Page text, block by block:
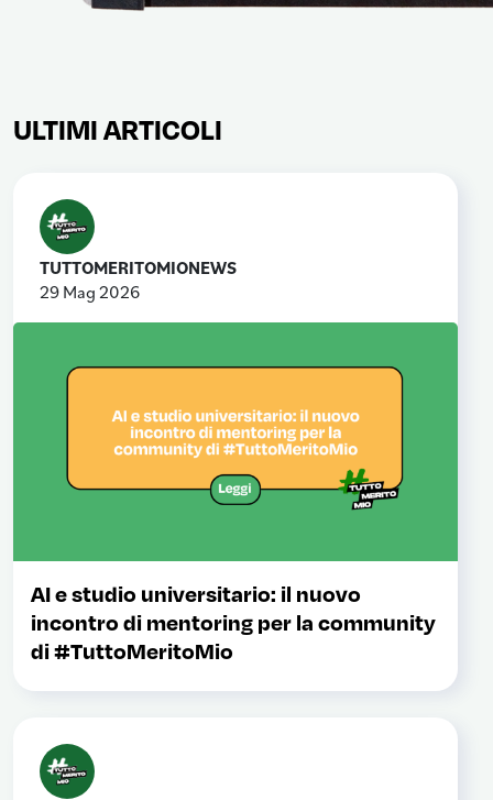
ULTIMI ARTICOLI
TUTTOMERITOMIONEWS
29 Mag 2026
AI e studio universitario: il nuovo
incontro di mentoring per la community
di #TuttoMeritoMio